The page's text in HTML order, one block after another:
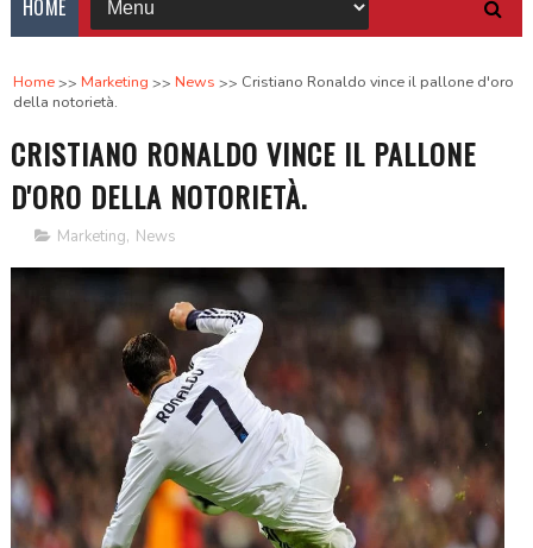
HOME
Home Marketing News
Cristiano Ronaldo vince il pallone d'oro
della notorietà.
CRISTIANO RONALDO VINCE IL PALLONE
D'ORO DELLA NOTORIETÀ.
Marketing, News